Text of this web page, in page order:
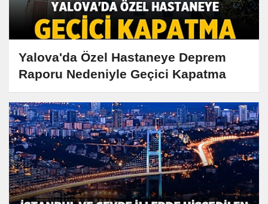
Yalova'da Özel Hastaneye Deprem
Raporu Nedeniyle Geçici Kapatma